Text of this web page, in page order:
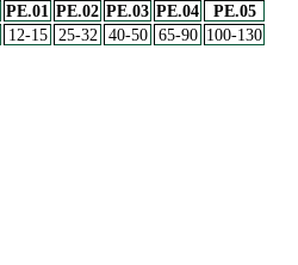
PE.01 PE.02 PE.03 PE.04
PE.05
12-15 25-32 40-50 65-90 100-130